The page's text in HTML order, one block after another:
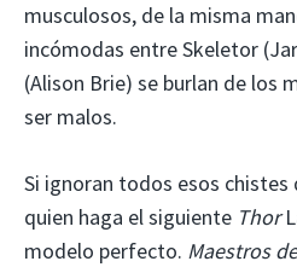
musculosos, de la misma
incómodas entre Skeletor
(Alison Brie) se burlan de los
ser malos.
Si ignoran todos esos chistes
quien haga el siguiente Thor
modelo perfecto. Maestros